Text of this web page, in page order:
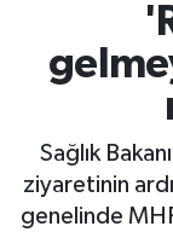
Sağlık
ziyaretinin
genelinde
SİYASET
EKONOMİ
GÜNDEM
Süper Lig
Tüm
Son